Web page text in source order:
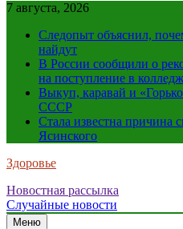
7 августа, 2026
Следопыт объяснил,
найдут
В России сообщили о
на поступление в
Выкуп, каравай и
СССР
Стала известна причина
Ясинского
Здоровье
Новостная рассылка
Случайные новости
Меню